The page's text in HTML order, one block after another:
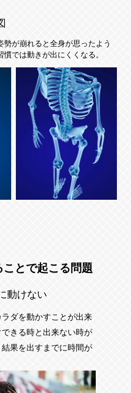
が崩れると全身が思ったよう
では動きが出にくくなる。
とで起こる問題
動けない
ダを動かすことが出来
きる時と出来ない時が
果を出すまでに時間が